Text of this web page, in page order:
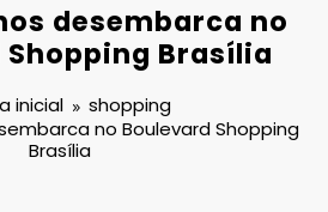
desembarca no
Brasília
inicial
shopping
no Boulevard Shopping
Brasília